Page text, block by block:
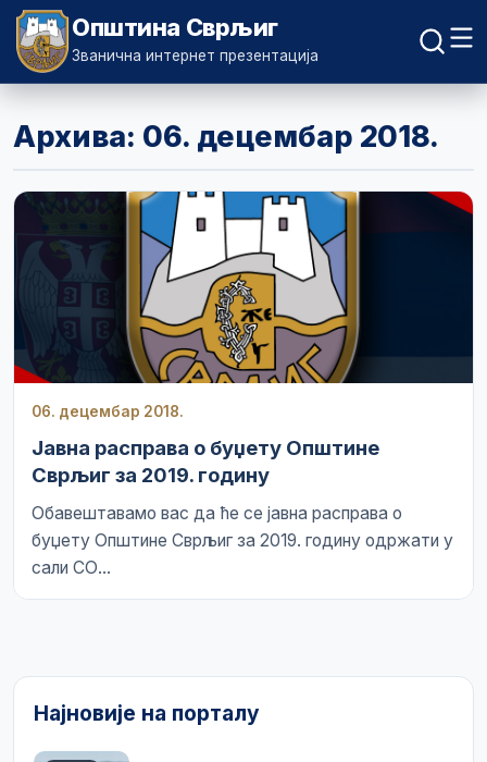
Општина Сврљиг
Званична интернет презентација
Архива: 06. децембар 2018.
06. децембар 2018.
Јавна расправа о буџету Општине
Сврљиг за 2019. годину
Обавештавамо вас да ће се јавна расправа о
буџету Општине Сврљиг за 2019. годину одржати у
сали СО...
Најновије на порталу